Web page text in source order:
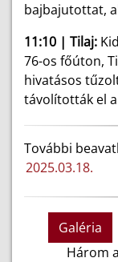
bajbajutottat,
11:10 | Tilaj:
76-os főúton,
hivatásos
távolították el
További
2025.03.18.
Galéria
Három